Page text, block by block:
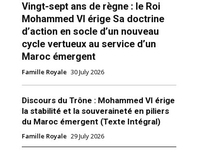
Vingt-sept ans de règne : le Roi
Mohammed VI érige Sa doctrine
d’action en socle d’un nouveau
cycle vertueux au service d’un
Maroc émergent
Famille Royale 30 July 2026
Discours du Trône : Mohammed VI érige
la stabilité et la souveraineté en piliers
du Maroc émergent (Texte Intégral)
Famille Royale 29 July 2026